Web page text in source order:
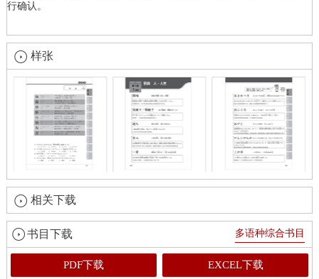
行确认。
样张
相关下载
书目下载 多语种综合书目
PDF下载 EXCEL下载